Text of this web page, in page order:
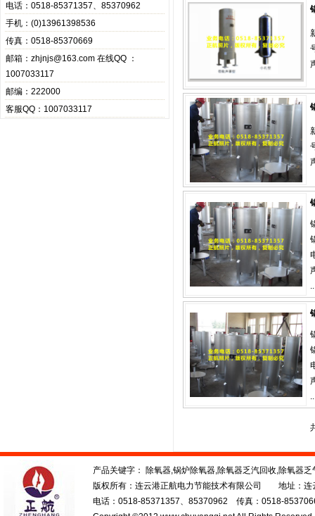
电话：0518-85371357、85370962
手机：(0)13961398536
传真：0518-85370669
邮箱：zhjnjs@163.com 在线QQ ：
1007033117
邮编：222000
客服QQ：1007033117
产品关键字： 除氧器,锅炉除氧器,除氧器乏汽回收,除氧器
版权所有：连云港正航电力节能技术有限公司 地址：
电话：0518-85371357、85370962 传真：0518-